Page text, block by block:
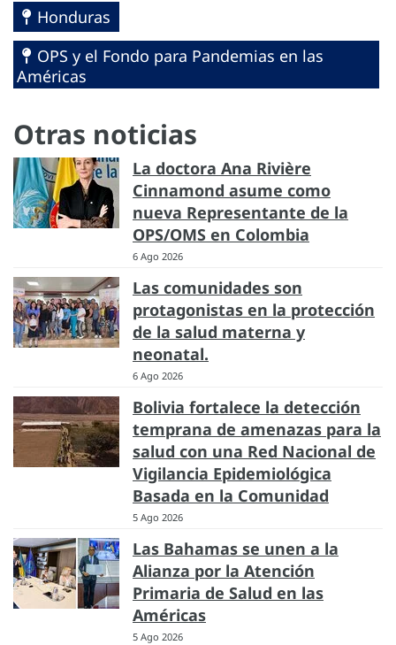
Honduras
OPS y el Fondo para Pandemias en las
Américas
Otras noticias
La doctora Ana Rivière
Cinnamond asume como
nueva Representante de la
OPS/OMS en Colombia
6 Ago 2026
Las comunidades son
protagonistas en la protección
de la salud materna y
neonatal.
6 Ago 2026
Bolivia fortalece la detección
temprana de amenazas para la
salud con una Red Nacional de
Vigilancia Epidemiológica
Basada en la Comunidad
5 Ago 2026
Las Bahamas se unen a la
Alianza por la Atención
Primaria de Salud en las
Américas
5 Ago 2026